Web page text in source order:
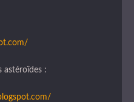
astéroïdes :